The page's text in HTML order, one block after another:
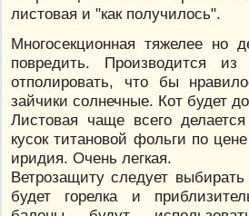
листовая и "как получилось".
Многосекционная тяжелее но
повредить. Производится
отполировать, что бы
зайчики солнечные. Кот будет
Листовая чаще всего
кусок титановой фольги по
иридия. Очень легкая.
Ветрозащиту следует
будет горелка и